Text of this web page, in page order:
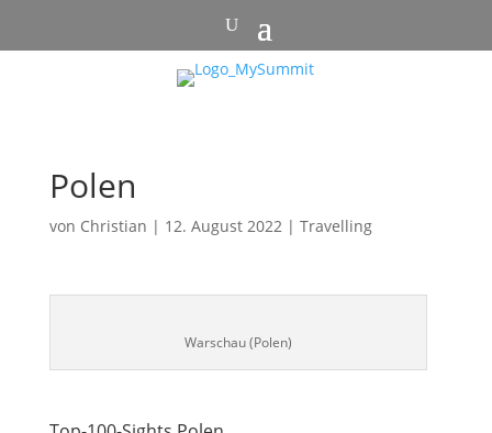
Polen
von Christian | 12. August 2022| Travelling
Warschau (Polen)